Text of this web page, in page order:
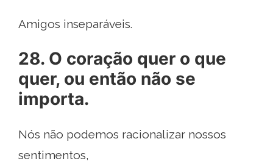
Amigos inseparáveis.
28. O coração quer o que
quer, ou então não se
importa.
Nós não podemos racionalizar nossos
sentimentos,